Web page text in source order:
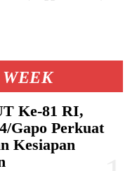
Ke-81 RI,
Gapo Perkuat
Kesiapan